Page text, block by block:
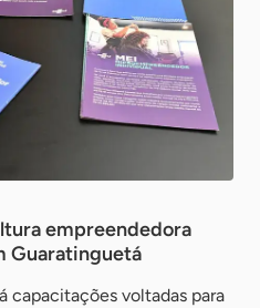
empreendedora
Guaratinguetá
capacitações voltadas para